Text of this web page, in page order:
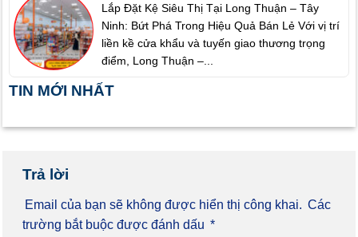
Lắp Đặt Kệ Siêu Thị Tại Long Thuận – Tây
Ninh: Bứt Phá Trong Hiệu Quả Bán Lẻ Với vị trí
liền kề cửa khẩu và tuyến giao thương trọng
điểm, Long Thuận –...
TIN MỚI NHẤT
Trả lời
Email của bạn sẽ không được hiển thị công khai. Các
trường bắt buộc được đánh dấu *